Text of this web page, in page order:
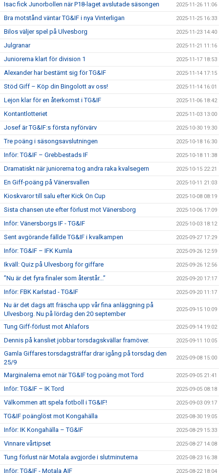
Isac fick Junorbollen när P18-laget avslutade säsongen 2025-11-26 11:06
Bra motstånd väntar TG&IF i nya Vinterligan 2025-11-25 16:33
Bilos väljer spel på Ulvesborg 2025-11-23 14:40
Julgranar 2025-11-21 11:16
Juniorerna klart för division 1 2025-11-17 18:53
Alexander har bestämt sig för TG&IF 2025-11-14 17:15
Stöd Giff – Köp din Bingolott av oss! 2025-11-14 16:01
Lejon klar för en återkomst i TG&IF 2025-11-06 18:42
Kontantlotteriet 2025-11-03 13:00
Josef är TG&IF:s första nyförvärv 2025-10-30 19:30
Tre poäng i säsongsavslutningen 2025-10-18 16:30
Inför: TG&IF – Grebbestads IF 2025-10-18 11:38
Dramatiskt när juniorerna tog andra raka kvalsegern 2025-10-15 22:21
En Giff-poäng på Vänersvallen 2025-10-11 21:03
Kioskvaror till salu efter Kick On Cup 2025-10-08 08:19
Sista chansen ute efter förlust mot Vänersborg 2025-10-06 17:09
Inför: Vänersborgs IF - TG&IF 2025-10-03 18:12
Sent avgörande fällde TG&IF i kvalkampen 2025-09-27 17:29
Inför: TG&IF – IFK Kumla 2025-09-26 12:59
Ikväll: Quiz på Ulvesborg för giffare 2025-09-26 12:56
”Nu är det fyra finaler som återstår...” 2025-09-20 17:17
Inför: FBK Karlstad - TG&IF 2025-09-20 11:17
Nu är det dags att fräscha upp vår fina anläggning på
Ulvesborg. Nu på lördag den 20 september
2025-09-15 10:09
Tung Giff-förlust mot Ahlafors 2025-09-14 19:02
Dennis på kansliet jobbar torsdagskvällar framöver. 2025-09-11 10:05
Gamla Giffares torsdagsträffar drar igång på torsdag den
25/9
2025-09-08 15:00
Marginalerna emot när TG&IF tog poäng mot Tord 2025-09-05 21:41
Inför: TG&IF – IK Tord 2025-09-05 08:18
Välkommen att spela fotboll i TG&IF! 2025-09-03 09:17
TG&IF poänglöst mot Kongahälla 2025-08-30 19:05
Inför: IK Kongahälla – TG&IF 2025-08-29 15:33
Vinnare vårtipset 2025-08-27 14:08
Tung förlust när Motala avgjorde i slutminuterna 2025-08-23 16:38
Inför: TG&IF - Motala AIF 2025-08-22 18:04